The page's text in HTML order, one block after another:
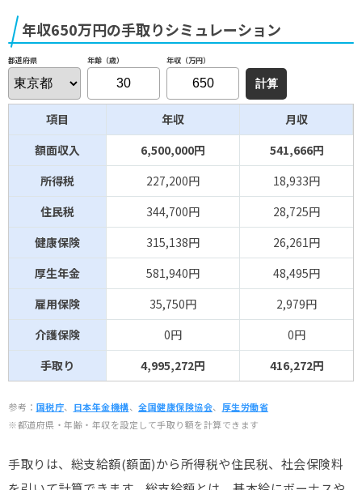
年収650万円の手取りシミュレーション
都道府県 年齢（歳） 年収（万円）
項目 年収
月収
額面収入
6,500,000円
541,666円
所得税
227,200円
18,933円
住民税
344,700円
28,725円
健康保険
315,138円
26,261円
厚生年金
581,940円
48,495円
雇用保険
35,750円
2,979円
介護保険
0円
0円
手取り
4,995,272円 416,272円
参考： 国税庁、 日本年金機構、 全国健康保険協会、 厚生労働省
※都道府県・年齢・年収を設定して手取り額を計算できます
手取りは、総支給額(額面)から所得税や住民税、社会保険料